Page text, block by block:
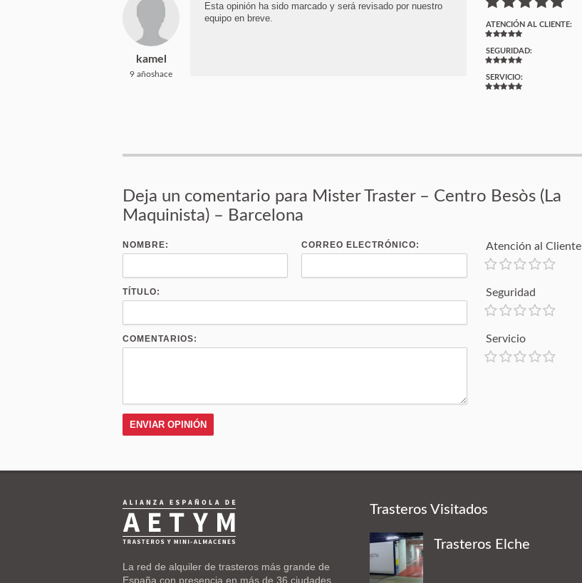
kamel
9 añoshace
ATENCIÓN AL CLIENTE:
SEGURIDAD:
SERVICIO:
Esta opinión ha sido marcado y será revisado por nuestro
equipo en breve.
Deja un comentario para Mister Traster – Centro Besòs (La
Maquinista) – Barcelona
Atención al Cliente
Seguridad
Servicio
NOMBRE: CORREO ELECTRÓNICO:
TÍTULO:
COMENTARIOS:
La red de alquiler de trasteros más grande de
España con presencia en más de 36 ciudades.
Trasteros Visitados
Trasteros Elche